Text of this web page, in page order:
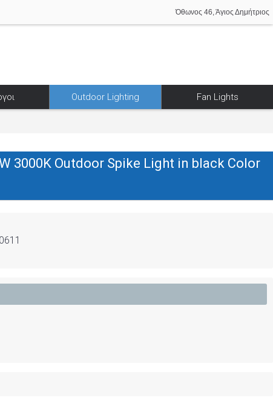
Όθωνος 46, Άγιος Δημήτριος
Outdoor Lighting Fan Lights
3000K Outdoor Spike Light in black Color